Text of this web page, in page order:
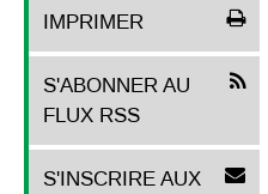
IMPRIMER
S'ABONNER AU
FLUX RSS
S'INSCRIRE AUX